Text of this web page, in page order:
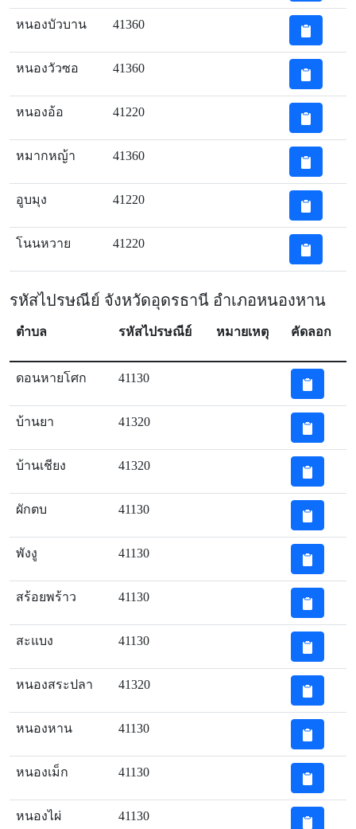
หนองบัวบาน 41360
หนองวัวซอ 41360
หนองอ้อ 41220
หมากหญ้า 41360
อูบมุง 41220
โนนหวาย 41220
รหัสไปรษณีย์ จังหวัดอุดรธานี อำเภอหนองหาน
ตำบล รหัสไปรษณีย์ หมายเหตุ คัดลอก
ดอนหายโศก 41130
บ้านยา 41320
บ้านเชียง 41320
ผักตบ 41130
พังงู 41130
สร้อยพร้าว 41130
สะแบง 41130
หนองสระปลา 41320
หนองหาน 41130
หนองเม็ก 41130
หนองไผ่ 41130